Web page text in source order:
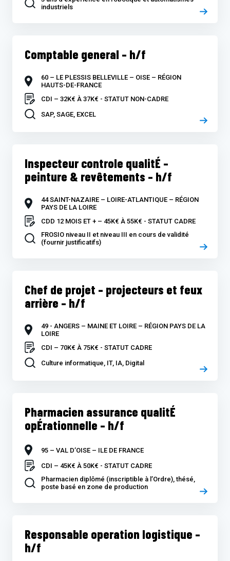
industriels
Comptable general – h/f
60 – LE PLESSIS BELLEVILLE – OISE – RÉGION
HAUTS-DE-FRANCE
CDI – 32K€ À 37K€ - STATUT NON-CADRE
SAP, SAGE, EXCEL
Inspecteur controle qualitÉ –
peinture & revêtements – h/f
44 SAINT-NAZAIRE – LOIRE-ATLANTIQUE – RÉGION
PAYS DE LA LOIRE
CDD 12 MOIS ET + – 45K€ À 55K€ - STATUT CADRE
FROSIO niveau II et niveau III en cours de validité
(fournir justificatifs)
Chef de projet – projecteurs et feux
arrière – h/f
49 - ANGERS – MAINE ET LOIRE – RÉGION PAYS DE LA
LOIRE
CDI – 70K€ À 75K€ - STATUT CADRE
Culture informatique, IT, IA, Digital
Pharmacien assurance qualitÉ
opÉrationnelle – h/f
95 – VAL D’OISE – ILE DE FRANCE
CDI – 45K€ À 50K€ - STATUT CADRE
Pharmacien diplômé (inscriptible à l’Ordre), thésé,
poste basé en zone de production
Responsable operation logistique –
h/f